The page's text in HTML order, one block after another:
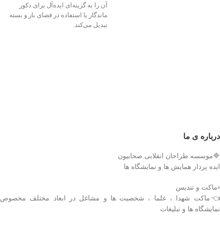
آن را به گزینه‌ای ایده‌آل برای دکور
ماندگار یا استفاده در فضای باز و بسته
تبدیل می‌کند.
درباره ی ما
🔷موسسه طراحان انقلابی صحابیون
ایده پرداز همایش ها و نمایشگاه ها
▫️ماکت و تندیس
👈ماکت شهدا ، علما ، شخصیت ها و مشاغل در ابعاد مختلف مخصوص
نمایشگاه ها و تبلیغات